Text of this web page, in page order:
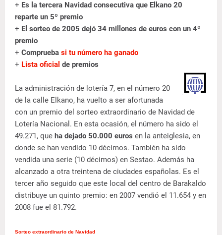
+ Es la tercera Navidad consecutiva que Elkano 20
reparte un 5º premio
+ El sorteo de 2005 dejó 34 millones de euros con un 4º
premio
+ Comprueba si tu número ha ganado
+ Lista oficial de premios
La administración de lotería 7, en el número 20
de la calle Elkano, ha vuelto a ser afortunada
con un premio del sorteo extraordinario de Navidad de
Lotería Nacional. En esta ocasión, el número ha sido el
49.271, que ha dejado 50.000 euros en la anteiglesia, en
donde se han vendido 10 décimos. También ha sido
vendida una serie (10 décimos) en Sestao. Además ha
alcanzado a otra treintena de ciudades españolas. Es el
tercer año seguido que este local del centro de Barakaldo
distribuye un quinto premio: en 2007 vendió el 11.654 y en
2008 fue el 81.792.
Sorteo extraordinario de Navidad